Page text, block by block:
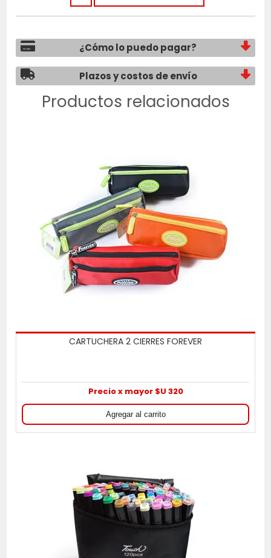
¿Cómo lo puedo pagar?
Plazos y costos de envío
Productos relacionados
CARTUCHERA 2 CIERRES FOREVER
Precio x mayor $U 320